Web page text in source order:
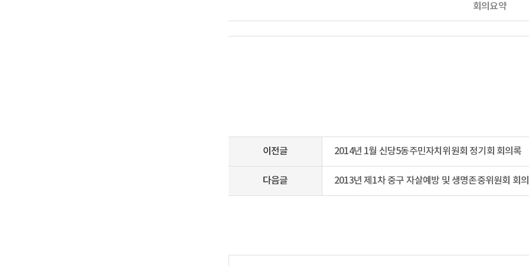
회의요약
이전글 2014년 1월 신당5동주민자치위원회 정기회 회의록
다음글 2013년 제1차 중구 자살예방 및 생명존중위원회 회